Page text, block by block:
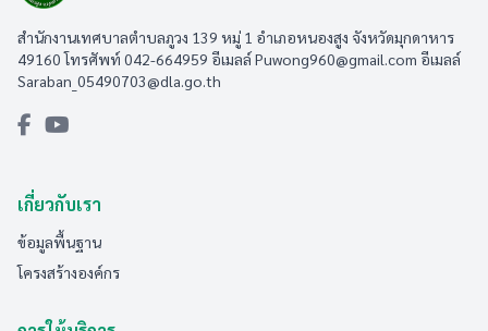
สำนักงานเทศบาลตำบลภูวง 139 หมู่ 1 อำเภอหนองสูง จังหวัดมุกดาหาร
49160 โทรศัพท์ 042-664959 อีเมลล์Puwong960@gmail.com อีเมลล์
Saraban_05490703@dla.go.th
เกี่ยวกับเรา
ข้อมูลพื้นฐาน
โครงสร้างองค์กร